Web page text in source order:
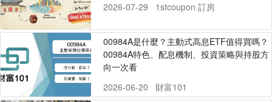
2026-07-29
1stcoupon 訂房
00984A是什麼？主動式高息ETF值得買嗎？
00984A特色、配息機制、投資策略與持股方
向一次看
2026-06-20
財富101